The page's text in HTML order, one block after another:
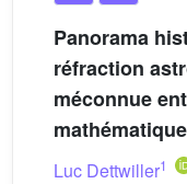
Panorama
réfraction
méconnue
Luc Dettwiller1